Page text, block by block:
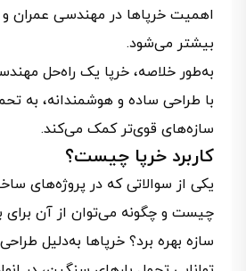
اهمیت خرپاها در مهندسی عمران و
بیشتر می‌شود.
به‌طور خلاصه، خرپا یک راه‌حل
با طراحی ساده و هوشمندانه، به
سازه‌های قوی‌تر کمک می‌کند.
کاربرد خرپا چیست؟
یکی از سوالاتی که در پروژه‌های
چیست و چگونه می‌توان از آن برای
سازه بهره برد؟ خرپاها به‌دلیل